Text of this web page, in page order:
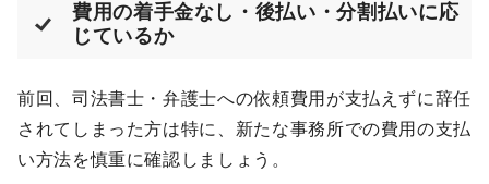
費用の着手金なし・後払い・分割払いに応
じているか
前回、司法書士・弁護士への依頼費用が支払えずに辞任
されてしまった方は特に、新たな事務所での費用の支払
い方法を慎重に確認しましょう。